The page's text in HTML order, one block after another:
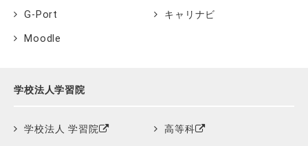
G-Port キャリナビ
Moodle
学校法人学習院
学校法人 学習院 高等科